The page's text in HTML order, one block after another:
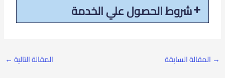
شروط الحصول علي الخدمة
→ المقالة السابقة المقالة التالية ←